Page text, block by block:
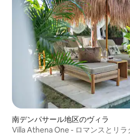
南デンパサール地区のヴィラ
Villa Athena One - ロマンスとリラ